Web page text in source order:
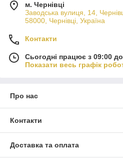
м. Чернівці
Заводська вулиця, 14,
58000, Чернівці, Україна
Контакти
Сьогодні працює з 09:00
Показати весь графік
Про нас
Контакти
Доставка та оплата